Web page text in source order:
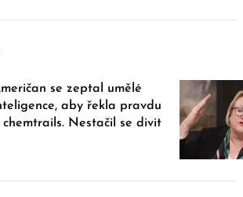
se zeptal umělé
aby řekla pravdu
chemtrails. Nestačil se divit